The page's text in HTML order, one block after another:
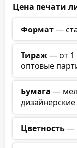
Цена печати
Формат—
Тираж— от 1
оптовые
Бумага —
Цветность—